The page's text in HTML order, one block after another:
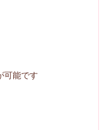
可能です